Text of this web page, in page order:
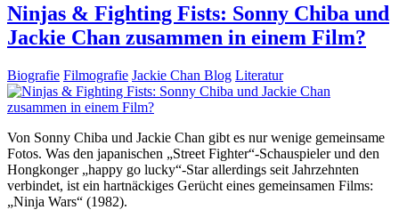
Ninjas & Fighting Fists: Sonny Chiba und
Jackie Chan zusammen in einem Film?
Biografie Filmografie Jackie Chan Blog Literatur
Von Sonny Chiba und Jackie Chan gibt es nur wenige gemeinsame
Fotos. Was den japanischen „Street Fighter“-Schauspieler und den
Hongkonger „happy go lucky“-Star allerdings seit Jahrzehnten
verbindet, ist ein hartnäckiges Gerücht eines gemeinsamen Films:
„Ninja Wars“ (1982).